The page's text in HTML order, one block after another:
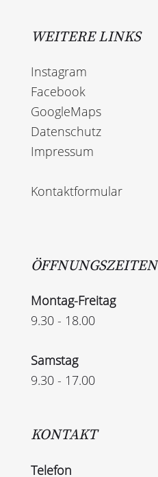
WEITERE LINKS
Instagram
Facebook
GoogleMaps
Datenschutz
Impressum
Kontaktformular
ÖFFNUNGSZEITEN
Montag-Freitag
9.30 - 18.00
Samstag
9.30 - 17.00
KONTAKT
Telefon